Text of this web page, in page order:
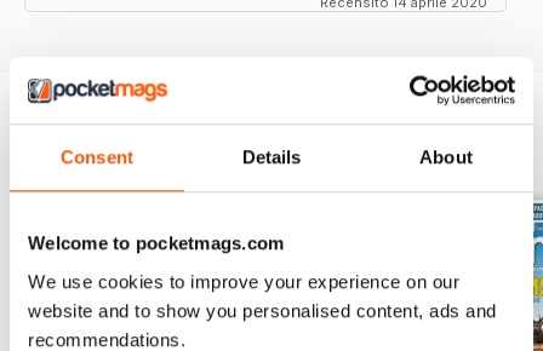
Consent Details About
Welcome to pocketmags.com
We use cookies to improve your experience on our
website and to show you personalised content, ads and
recommendations.
EDIZIONI INDIETRO Visualizza tutti